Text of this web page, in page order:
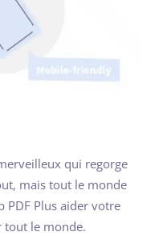
qui regorge
mais tout le monde
PDF Plus aider votre
tout le monde.